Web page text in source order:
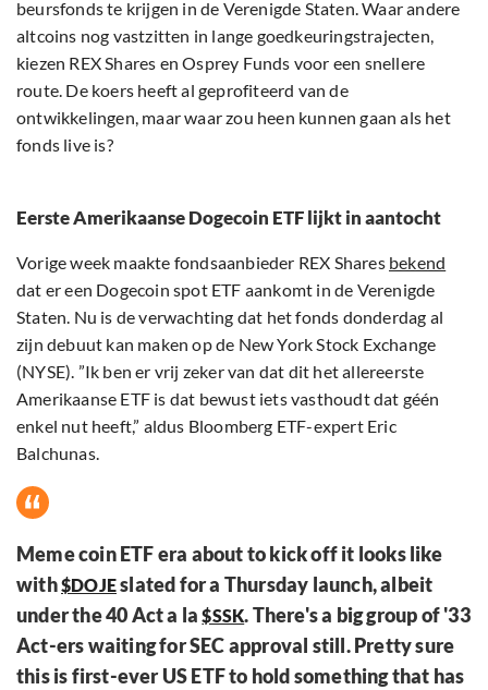
beursfonds te krijgen in de Verenigde Staten. Waar andere
altcoins nog vastzitten in lange goedkeuringstrajecten,
kiezen REX Shares en Osprey Funds voor een snellere
route. De koers heeft al geprofiteerd van de
ontwikkelingen, maar waar zou heen kunnen gaan als het
fonds live is?
Eerste Amerikaanse Dogecoin ETF lijkt in aantocht
Vorige week maakte fondsaanbieder REX Shares bekend
dat er een Dogecoin spot ETF aankomt in de Verenigde
Staten. Nu is de verwachting dat het fonds donderdag al
zijn debuut kan maken op de New York Stock Exchange
(NYSE). ”Ik ben er vrij zeker van dat dit het allereerste
Amerikaanse ETF is dat bewust iets vasthoudt dat géén
enkel nut heeft,” aldus Bloomberg ETF-expert Eric
Balchunas.
Meme coin ETF era about to kick off it looks like
with$DOJEslated for a Thursday launch, albeit
under the 40 Act a la$SSK. There's a big group of '33
Act-ers waiting for SEC approval still. Pretty sure
this is first-ever US ETF to hold something that has